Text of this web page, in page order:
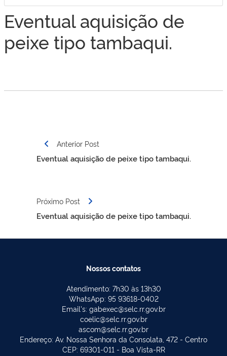
Eventual aquisição de
peixe tipo tambaqui.
NavegaçãoAnterior Post
Eventual aquisição de peixe tipo tambaqui.
Próximo Post
Eventual aquisição de peixe tipo tambaqui.
Nossos contatos
Atendimento: 7h30 às 13h30
WhatsApp: 95 93618-0402
Email's: gabexec@selc.rr.gov.br
coelic@selc.rr.gov.br
ascom@selc.rr.gov.br
Endereço: Av. Nossa Senhora da Consolata, 472 - Centro
CEP: 69301-011 - Boa Vista-RR